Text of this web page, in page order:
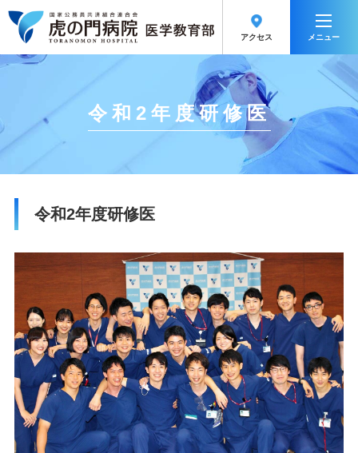
アクセス メニュー
令和2年度研修医
令和2年度研修医